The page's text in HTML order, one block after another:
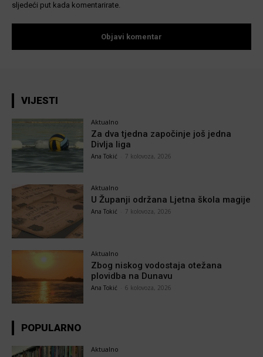
sljedeći put kada komentarirate.
VIJESTI
Aktualno
Za dva tjedna započinje još jedna
Divlja liga
Ana Tokić 7 kolovoza, 2026
Aktualno
U Županji održana Ljetna škola magije
Ana Tokić 7 kolovoza, 2026
Aktualno
Zbog niskog vodostaja otežana
plovidba na Dunavu
Ana Tokić 6 kolovoza, 2026
POPULARNO
Aktualno